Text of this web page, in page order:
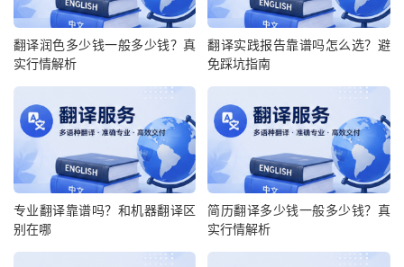
翻译润色多少钱一般多少钱？真
实行情解析
翻译实践报告靠谱吗怎么选？避
免踩坑指南
专业翻译靠谱吗？和机器翻译区
别在哪
简历翻译多少钱一般多少钱？真
实行情解析